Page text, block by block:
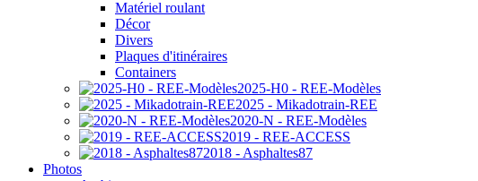
Matériel roulant
Décor
Divers
Plaques d'itinéraires
Containers
2025-H0 - REE-Modèles
2025 - Mikadotrain-REE
2020-N - REE-Modèles
2019 - REE-ACCESS
2018 - Asphaltes87
Photos